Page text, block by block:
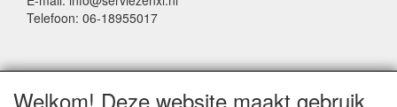
Telefoon: 06-18955017
Welkom! Deze website maakt gebruik